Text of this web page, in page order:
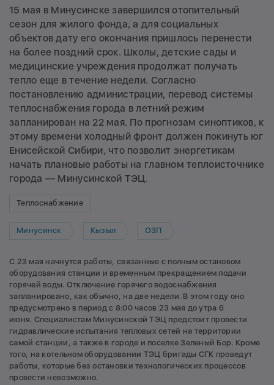
15 мая в Минусинске завершился отопительный
сезон для жилого фонда, а для социальных
объектов дату его окончания пришлось перенести
на более поздний срок. Школы, детские сады и
медицинские учреждения продолжат получать
тепло еще в течение недели. Согласно
постановлению администрации, перевод системы
теплоснабжения города в летний режим
запланирован на 22 мая. По прогнозам синоптиков, к
этому времени холодный фронт должен покинуть юг
Енисейской Сибири, что позволит энергетикам
начать плановые работы на главном теплоисточнике
города — Минусинской ТЭЦ.
Теплоснабжение
Минусинск Кызыл ОЗП
С 23 мая начнутся работы, связанные с полным остановом
оборудования станции и временным прекращением подачи
горячей воды. Отключение горячего водоснабжения
запланировано, как обычно, на две недели. В этом году оно
предусмотрено в период с 8:00 часов 23 мая до утра 6
июня. Специалистам Минусинской ТЭЦ предстоит провести
гидравлические испытания тепловых сетей на территории
самой станции, а также в городе и поселке Зеленый Бор. Кроме
того, на котельном оборудовании ТЭЦ бригады СГК проведут
работы, которые без остановки технологических процессов
провести невозможно.